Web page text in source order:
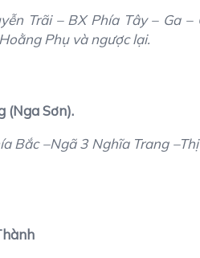
Trãi – BX Phía Tây – Ga –
Phụ và ngược lại.
(Nga Sơn).
Bắc –Ngã 3 Nghĩa Trang